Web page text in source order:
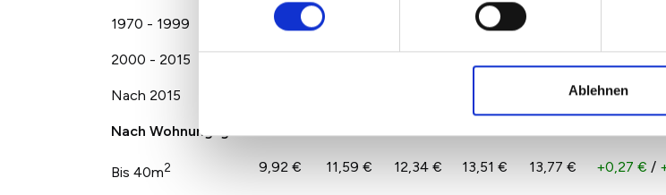
Ablehnen
1970 - 1999 8,89 € 10,67 €
2000 - 2015
Nach 2015 12,45 € +0,20 €
Nach Wohnungsgröße
Bis 40m2 9,92 € 11,59 € 12,34 € 13,51 € 13,77 € +0,27 € /